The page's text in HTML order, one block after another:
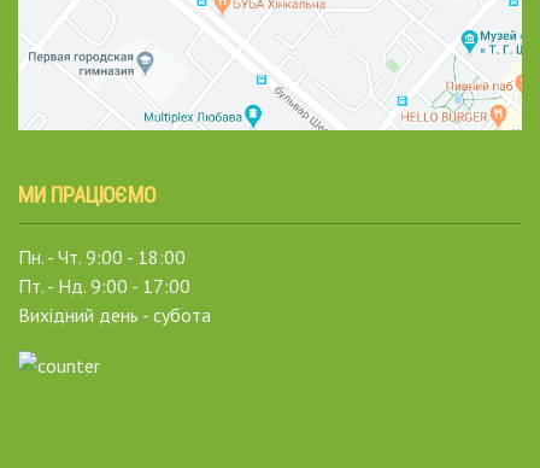
МИ ПРАЦЮЄМО
Пн. - Чт. 9:00 - 18:00
Пт. - Нд. 9:00 - 17:00
Вихідний день - субота